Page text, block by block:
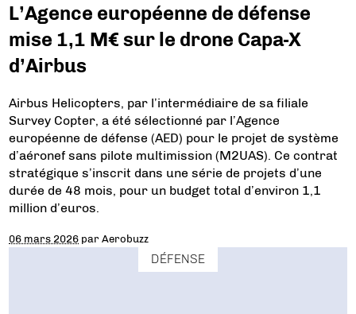
L’Agence européenne de défense
mise 1,1 M€ sur le drone Capa-X
d’Airbus
Airbus Helicopters, par l’intermédiaire de sa filiale
Survey Copter, a été sélectionné par l’Agence
européenne de défense (AED) pour le projet de système
d’aéronef sans pilote multimission (M2UAS). Ce contrat
stratégique s’inscrit dans une série de projets d’une
durée de 48 mois, pour un budget total d’environ 1,1
million d’euros.
06 mars 2026 parAerobuzz
DÉFENSE